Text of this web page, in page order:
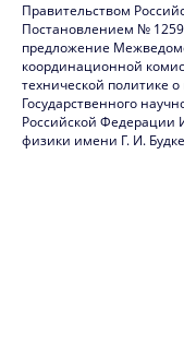
2006
2005
2004
2003
Правительством
Постановлением №
предложение
координационной
технической политике
Государственного
Российской Федерации
физики имени Г. И.